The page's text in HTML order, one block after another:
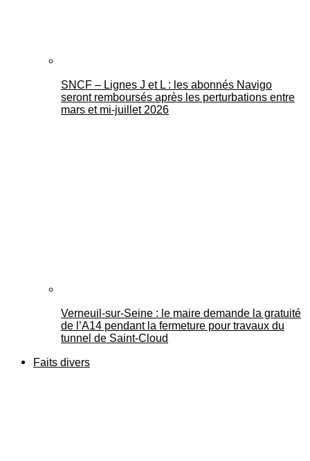
SNCF – Lignes J et L : les abonnés Navigo
seront remboursés après les perturbations entre
mars et mi-juillet 2026
Verneuil-sur-Seine : le maire demande la gratuité
de l’A14 pendant la fermeture pour travaux du
tunnel de Saint-Cloud
Faits divers